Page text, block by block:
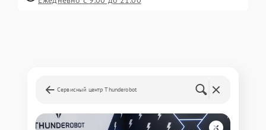
Сервисный центр Thunderobot